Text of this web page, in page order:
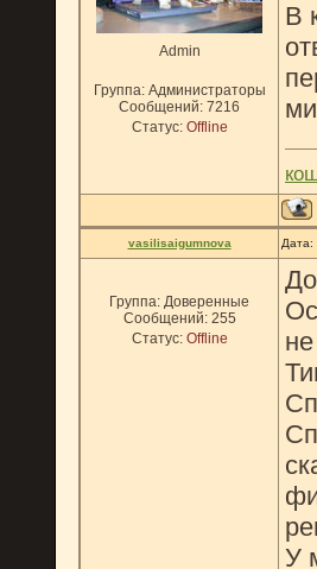
Admin
Группа: Администраторы
Сообщений: 7216
Статус: Offline
В
vasilisaigumnova
Группа: Доверенные
Сообщений: 255
Статус: Offline
У